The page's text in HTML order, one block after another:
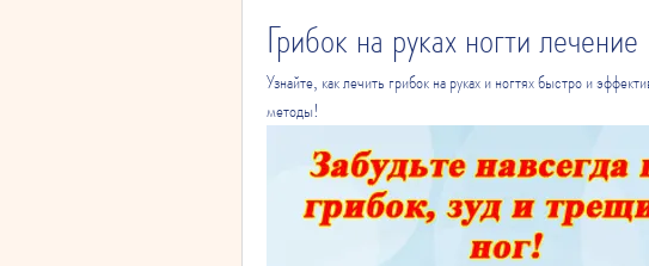
Грибок на руках ногти лечение
Узнайте, как лечить грибок на руках и ногтях быстро и
методы!